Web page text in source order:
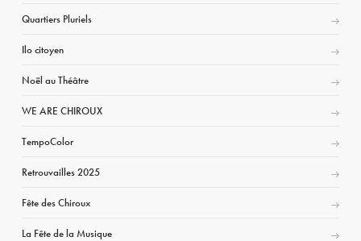
Quartiers Pluriels
Ilo citoyen
Noël au Théâtre
WE ARE CHIROUX
TempoColor
Retrouvailles 2025
Fête des Chiroux
La Fête de la Musique